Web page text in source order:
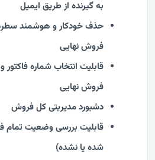
به گیرنده از طریق ایمیل
حذف خودکار و هوشمند
فروش نهایی
قابلیت انتخاب شماره
فروش نهایی
دشبورد مدیریتی کل فروش
قابلیت بررسی وضعیت تمام
شده یا نشده)